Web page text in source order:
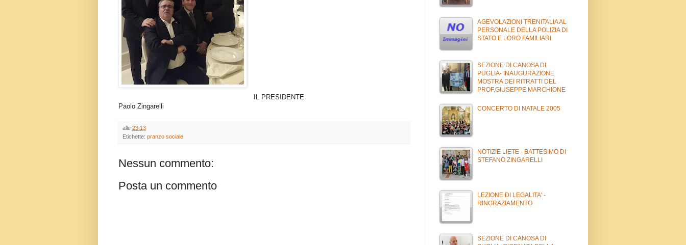
IL PRESIDENTE
Paolo Zingarelli
alle 23:13
Etichette: pranzo sociale
Nessun commento:
Posta un commento
AGEVOLAZIONI TRENITALIA AL
PERSONALE DELLA POLIZIA DI
STATO E LORO FAMILIARI
SEZIONE DI CANOSA DI
PUGLIA- INAUGURAZIONE
MOSTRA DEI RITRATTI DEL
PROF.GIUSEPPE MARCHIONE
CONCERTO DI NATALE 2005
NOTIZIE LIETE - BATTESIMO DI
STEFANO ZINGARELLI
LEZIONE DI LEGALITA' -
RINGRAZIAMENTO
SEZIONE DI CANOSA DI